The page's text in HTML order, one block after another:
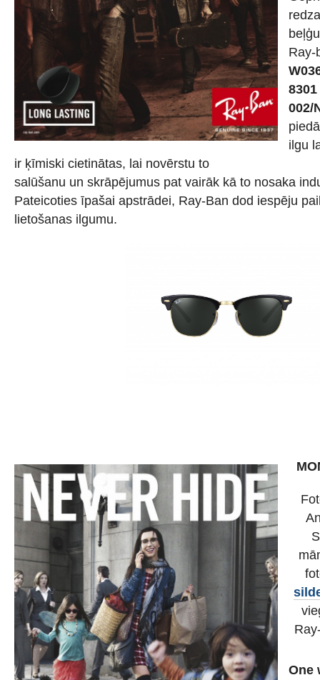
002/
ilgu
ir ķīmiski cietinātas, lai novērstu to
salūšanu un skrāpējumus pat vairāk kā to nosaka
Pateicoties īpašai apstrādei, Ray-Ban dod iespēju
lietošanas ilgumu.
One